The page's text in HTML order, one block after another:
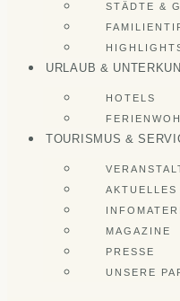
STÄDTE &
URLAUB &
HOTELS
TOURISMUS &
AKTUELLES
MAGAZINE
PRESSE
UNSERE